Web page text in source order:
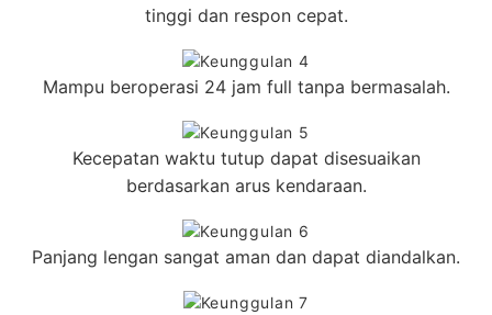
tinggi dan respon cepat.
Mampu beroperasi 24 jam full tanpa bermasalah.
Kecepatan waktu tutup dapat disesuaikan
berdasarkan arus kendaraan.
Panjang lengan sangat aman dan dapat diandalkan.